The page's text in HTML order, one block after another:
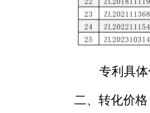
专利具体
二、转化价格